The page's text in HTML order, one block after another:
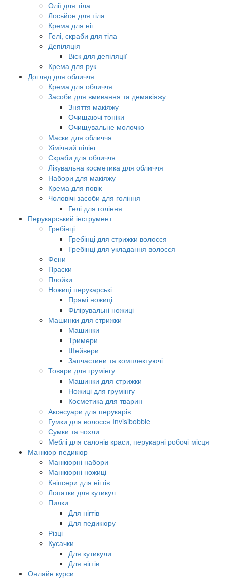
Олії для тіла
Лосьйон для тіла
Крема для ніг
Гелі, скраби для тіла
Депіляція
Віск для депіляції
Крема для рук
Догляд для обличчя
Крема для обличчя
Засоби для вмивання та демакіяжу
Зняття макіяжу
Очищаючі тоніки
Очищувальне молочко
Маски для обличчя
Хімічний пілінг
Скраби для обличчя
Лікувальна косметика для обличчя
Набори для макіяжу
Крема для повік
Чоловічі засоби для гоління
Гелі для гоління
Перукарський інструмент
Гребінці
Гребінці для стрижки волосся
Гребінці для укладання волосся
Фени
Праски
Плойки
Ножиці перукарські
Прямі ножиці
Філірувальні ножиці
Машинки для стрижки
Машинки
Тримери
Шейвери
Запчастини та комплектуючі
Товари для грумінгу
Машинки для стрижки
Ножиці для грумінгу
Косметика для тварин
Аксесуари для перукарів
Гумки для волосся Invisibobble
Сумки та чохли
Меблі для салонів краси, перукарні робочі місця
Манікюр-педикюр
Манікюрні набори
Манікюрні ножиці
Кніпсери для нігтів
Лопатки для кутикул
Пилки
Для нігтів
Для педикюру
Різці
Кусачки
Для кутикули
Для нігтів
Онлайн курси